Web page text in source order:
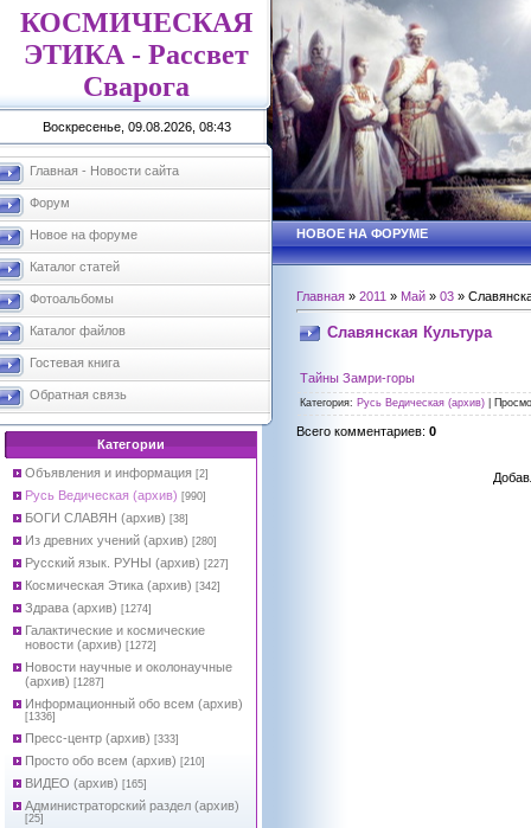
КОСМИЧЕСКАЯ
ЭТИКА - Рассвет
Сварога
Воскресенье, 09.08.2026, 08:43
Главная - Новости сайта
Форум
Новое на форуме
Каталог статей
Фотоальбомы
Каталог файлов
Гостевая книга
Обратная связь
Категории
Объявления и информация [2]
Русь Ведическая (архив) [990]
БОГИ СЛАВЯН (архив) [38]
Из древних учений (архив) [280]
Русский язык. РУНЫ (архив) [227]
Космическая Этика (архив) [342]
Здрава (архив) [1274]
Галактические и космические
новости (архив) [1272]
Новости научные и околонаучные
(архив) [1287]
Информационный обо всем (архив)
[1336]
Пресс-центр (архив) [333]
Просто обо всем (архив) [210]
ВИДЕО (архив) [165]
Администраторский раздел (архив)
[25]
НОВОЕ НА ФОРУМЕ
Главная » 2011 » Май » 03 »
Славянская Культура
Тайны Замри-горы
Категория: Русь Ведическая (архив)
Всего комментариев: 0